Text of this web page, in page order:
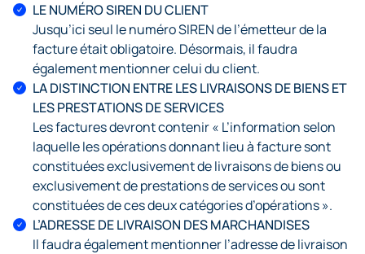
LE NUMÉRO SIREN DU CLIENT
Jusqu’ici seul le numéro SIREN de l’émetteur de la
facture était obligatoire. Désormais, il faudra
également mentionner celui du client.
LA DISTINCTION ENTRE LES LIVRAISONS DE BIENS ET
LES PRESTATIONS DE SERVICES
Les factures devront contenir « L’information selon
laquelle les opérations donnant lieu à facture sont
constituées exclusivement de livraisons de biens ou
exclusivement de prestations de services ou sont
constituées de ces deux catégories d’opérations ».
L’ADRESSE DE LIVRAISON DES MARCHANDISES
Il faudra également mentionner l’adresse de livraison